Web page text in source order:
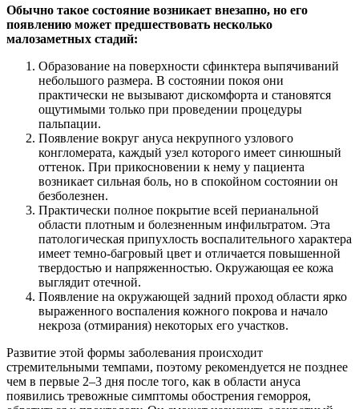
Обычно такое состояние возникает внезапно, но его
появлению может предшествовать несколько
малозаметных стадий:
Образование на поверхности сфинктера выпячиваний
небольшого размера. В состоянии покоя они
практически не вызывают дискомфорта и становятся
ощутимыми только при проведении процедуры
пальпации.
Появление вокруг ануса некрупного узлового
конгломерата, каждый узел которого имеет синюшный
оттенок. При прикосновении к нему у пациента
возникает сильная боль, но в спокойном состоянии он
безболезнен.
Практически полное покрытие всей перианальной
области плотным и болезненным инфильтратом. Эта
патологическая припухлость воспалительного характера
имеет темно-багровый цвет и отличается повышенной
твердостью и напряженностью. Окружающая ее кожа
выглядит отечной.
Появление на окружающей задний проход области ярко
выраженного воспаления кожного покрова и начало
некроза (отмирания) некоторых его участков.
Развитие этой формы заболевания происходит
стремительными темпами, поэтому рекомендуется не позднее
чем в первые 2–3 дня после того, как в области ануса
появились тревожные симптомы обострения геморроя,